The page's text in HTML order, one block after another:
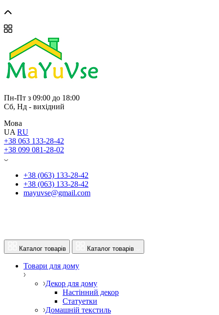
Пн-Пт з 09:00 до 18:00
Сб, Нд - вихідний
Мова
UA RU
+38 063 133-28-42
+38 099 081-28-02
+38 (063) 133-28-42
+38 (063) 133-28-42
mayuvse@gmail.com
Каталог товарів Каталог товарів
Товари для дому
Декор для дому
Настінний декор
Статуетки
Домашній текстиль